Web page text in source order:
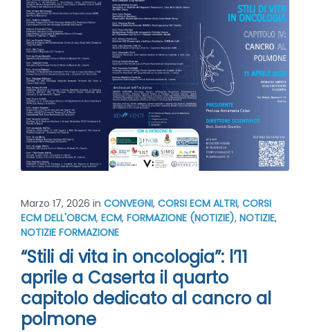
Marzo 17, 2026 in CONVEGNI, CORSI ECM ALTRI, CORSI
ECM DELL'OBCM, ECM, FORMAZIONE (NOTIZIE), NOTIZIE,
NOTIZIE FORMAZIONE
“Stili di vita in oncologia”: l’11
aprile a Caserta il quarto
capitolo dedicato al cancro al
polmone